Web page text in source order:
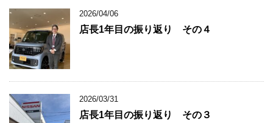
2026/04/06
店長1年目の振り返り その４
2026/03/31
店長1年目の振り返り その３